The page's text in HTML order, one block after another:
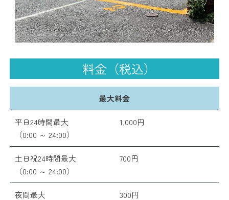
料金（税込）
最大料金
平日24時間最大
（0:00 ～ 24:00）
1,000円
土日祝24時間最大
（0:00 ～ 24:00）
700円
夜間最大
300円